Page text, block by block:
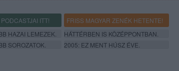
ITT!
FRISS MAGYAR ZENÉK HETENTE!
HAZAI LEMEZEK.
HÁTTÉRBEN IS KÖZÉPPONTBAN.
SOROZATOK. 2005: EZ MENT HÚSZ ÉVE.